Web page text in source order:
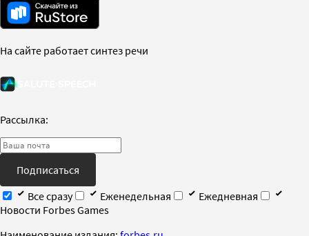
На сайте работает синтез речи
Рассылка:
Подписаться
Все сразу
Еженедельная
Ежедневная
Новости Forbes Games